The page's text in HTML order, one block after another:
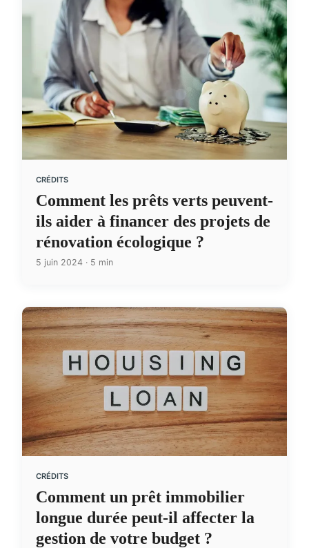
CRÉDITS
Comment les prêts verts peuvent-
ils aider à financer des projets de
rénovation écologique ?
5 juin 2024 · 5 min
CRÉDITS
Comment un prêt immobilier
longue durée peut-il affecter la
gestion de votre budget ?